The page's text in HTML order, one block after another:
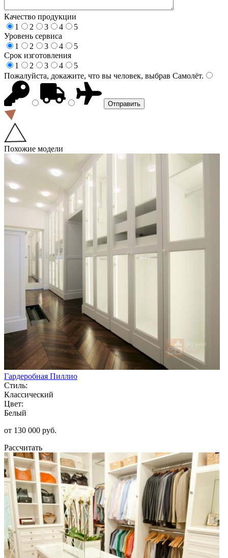
Качество продукции
1
2 3 4
5
Уровень сервиса
1
2 3 4
5
Срок изготовления
1
2 3 4
5
Пожалуйста, докажите, что вы человек, выбрав Самолёт.
Похожие модели
Гардеробная Пиллио
Стиль:
Классический
Цвет:
Белый
от 130 000 руб.
Рассчитать